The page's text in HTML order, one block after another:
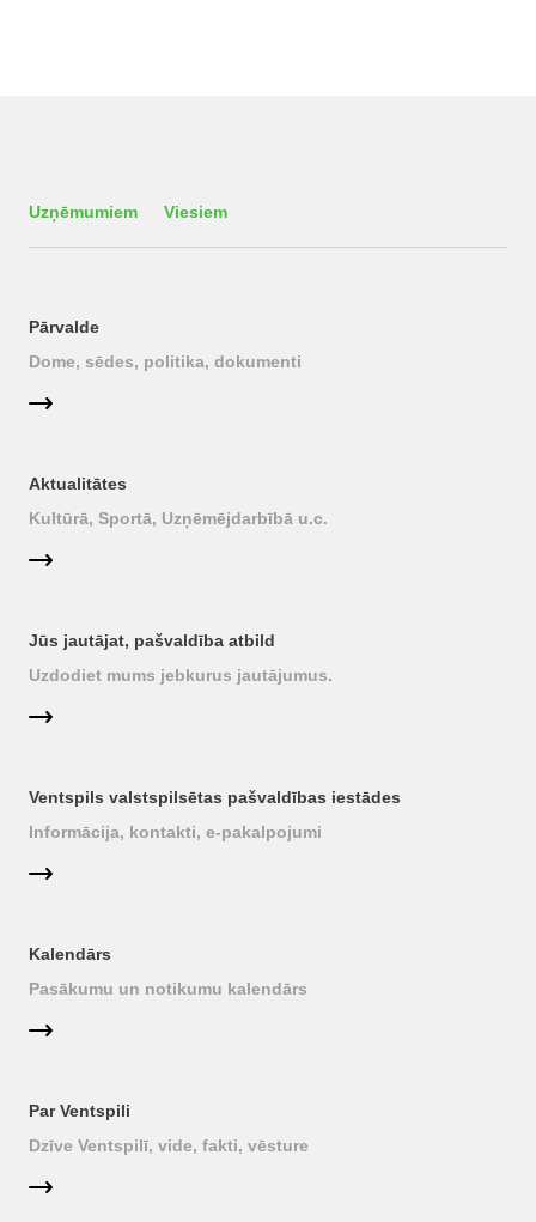
Uzņēmumiem Viesiem
Pārvalde
Dome, sēdes, politika, dokumenti
Aktualitātes
Kultūrā, Sportā, Uzņēmējdarbībā u.c.
Jūs jautājat, pašvaldība atbild
Uzdodiet mums jebkurus jautājumus.
Ventspils valstspilsētas pašvaldības iestādes
Informācija, kontakti, e-pakalpojumi
Kalendārs
Pasākumu un notikumu kalendārs
Par Ventspili
Dzīve Ventspilī, vide, fakti, vēsture